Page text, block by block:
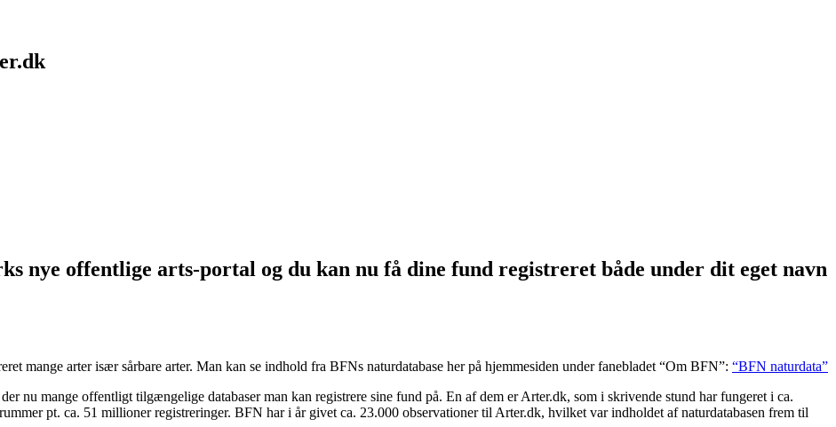
nye offentlige arts-portal og du kan nu få dine fund registreret både under dit eget navn
mange arter især sårbare arter. Man kan se indhold fra BFNs naturdatabase her på hjemmesiden under fanebladet “Om BFN”: “BFN naturdata”
nu mange offentligt tilgængelige databaser man kan registrere sine fund på. En af dem er Arter.dk, som i skrivende stund har fungeret i ca.
pt. ca. 51 millioner registreringer. BFN har i år givet ca. 23.000 observationer til Arter.dk, hvilket var indholdet af naturdatabasen frem til